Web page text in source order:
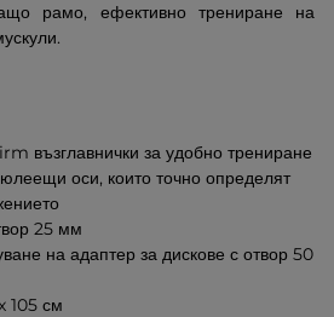
рамо, ефективно трениране на
възглавнички за удобно трениране
оси, които точно определят
25 мм
на адаптер за дискове с отвор 50
105 см